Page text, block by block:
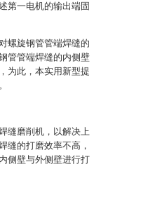
第一电机的输出端固
螺旋钢管管端焊缝的
管管端焊缝的内侧壁
为此，本实用新型提
缝磨削机，以解决上
缝的打磨效率不高，
侧壁与外侧壁进行打